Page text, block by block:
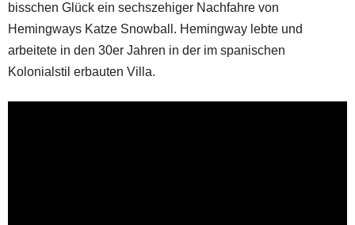
bisschen Glück ein sechszehiger Nachfahre von
Hemingways Katze Snowball. Hemingway lebte und
arbeitete in den 30er Jahren in der im spanischen
Kolonialstil erbauten Villa.